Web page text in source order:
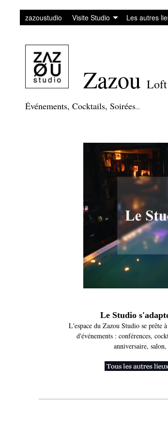
zazoustudio Visite Studio Les autres
Zazou
Événements, Cocktails, Soirées...
Le Studio
L'espace du Zazou Studio se prête
d'événements : conférences,
anniversaire,